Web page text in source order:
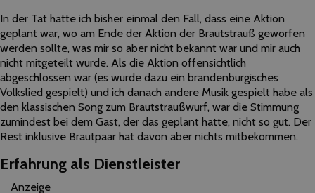
In der Tat hatte ich bisher einmal den Fall, dass eine Aktion
geplant war, wo am Ende der Aktion der Brautstrauß geworfen
werden sollte, was mir so aber nicht bekannt war und mir auch
nicht mitgeteilt wurde. Als die Aktion offensichtlich
abgeschlossen war (es wurde dazu ein brandenburgisches
Volkslied gespielt) und ich danach andere Musik gespielt habe als
den klassischen Song zum Brautstraußwurf, war die Stimmung
zumindest bei dem Gast, der das geplant hatte, nicht so gut. Der
Rest inklusive Brautpaar hat davon aber nichts mitbekommen.
Erfahrung als Dienstleister
Anzeige